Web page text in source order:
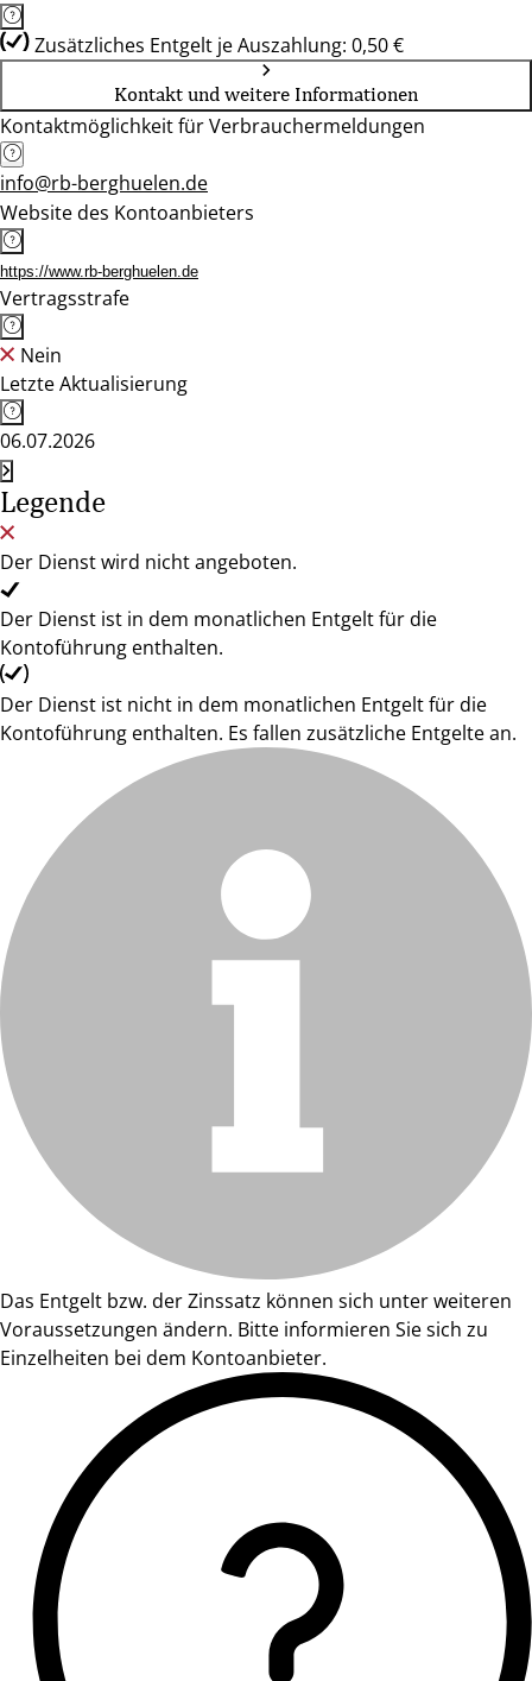
Zusätzliches Entgelt je Auszahlung: 0,50 €
Kontakt und weitere Informationen
Kontaktmöglichkeit für Verbrauchermeldungen
info@rb-berghuelen.de
Website des Kontoanbieters
https://www.rb-berghuelen.de
Vertragsstrafe
Nein
Letzte Aktualisierung
06.07.2026
Legende
Der Dienst wird nicht angeboten.
Der Dienst ist in dem monatlichen Entgelt für die
Kontoführung enthalten.
Der Dienst ist nicht in dem monatlichen Entgelt für die
Kontoführung enthalten. Es fallen zusätzliche Entgelte an.
Das Entgelt bzw. der Zinssatz können sich unter weiteren
Voraussetzungen ändern. Bitte informieren Sie sich zu
Einzelheiten bei dem Kontoanbieter.